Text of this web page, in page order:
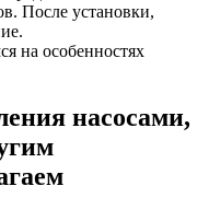
После установки,
на особенностях
насосами,